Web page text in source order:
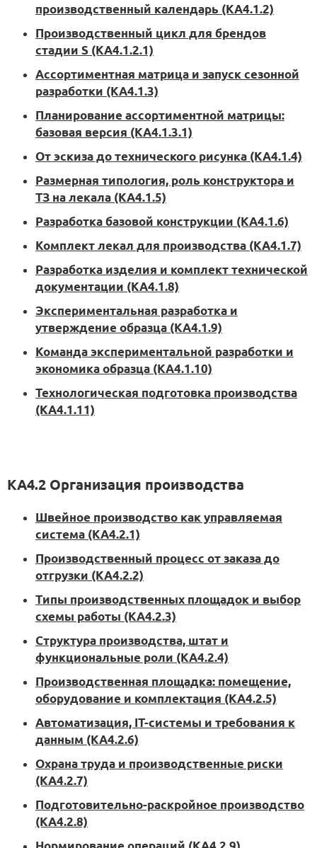
производственный календарь (KA4.1.2)
Производственный цикл для брендов
стадии S (KA4.1.2.1)
Ассортиментная матрица и запуск сезонной
разработки (KA4.1.3)
Планирование ассортиментной матрицы:
базовая версия (KA4.1.3.1)
От эскиза до технического рисунка (KA4.1.4)
Размерная типология, роль конструктора и
ТЗ на лекала (KA4.1.5)
Разработка базовой конструкции (KA4.1.6)
Комплект лекал для производства (KA4.1.7)
Разработка изделия и комплект технической
документации (KA4.1.8)
Экспериментальная разработка и
утверждение образца (KA4.1.9)
Команда экспериментальной разработки и
экономика образца (KA4.1.10)
Технологическая подготовка производства
(KA4.1.11)
KA4.2 Организация производства
Швейное производство как управляемая
система (KA4.2.1)
Производственный процесс от заказа до
отгрузки (KA4.2.2)
Типы производственных площадок и выбор
схемы работы (KA4.2.3)
Структура производства, штат и
функциональные роли (KA4.2.4)
Производственная площадка: помещение,
оборудование и комплектация (KA4.2.5)
Автоматизация, IT-системы и требования к
данным (KA4.2.6)
Охрана труда и производственные риски
(KA4.2.7)
Подготовительно-раскройное производство
(KA4.2.8)